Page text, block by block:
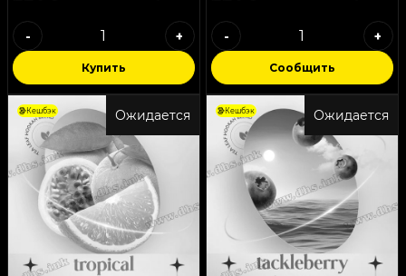
- +
Купить
- +
Сообщить
Ожидается
Кешбэк Ожидается
Кешбэк